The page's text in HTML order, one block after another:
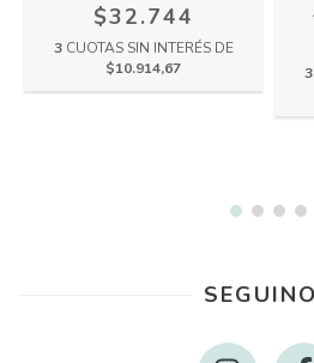
$32.744
3 CUOTAS SIN INTERÉS DE
$10.914,67
3